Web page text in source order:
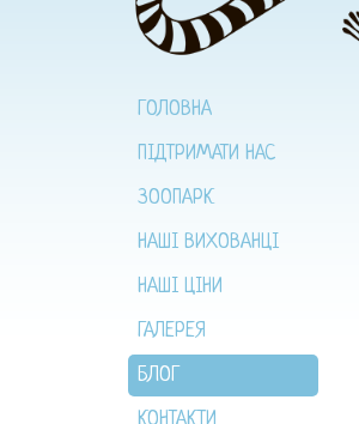
ГОЛОВНА
ПІДТРИМАТИ НАС
ЗООПАРК
НАШІ ВИХОВАНЦІ
НАШІ ЦІНИ
ГАЛЕРЕЯ
БЛОГ